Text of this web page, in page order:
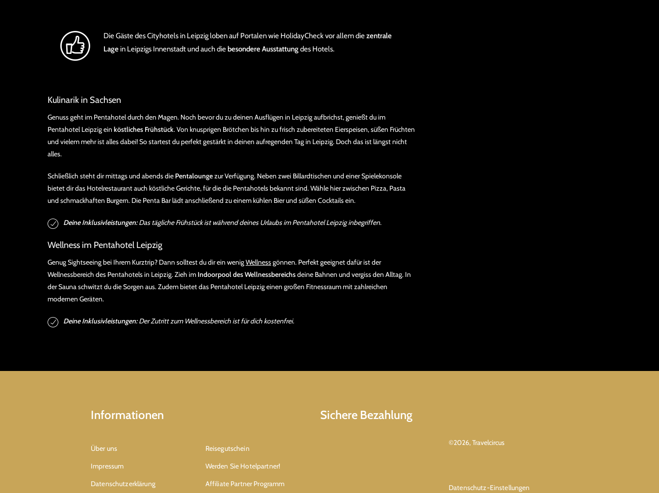
Die Gäste des Cityhotels in Leipzig loben auf Portalen wie HolidayCheck vor allem diezentrale
Lage in Leipzigs Innenstadt und auch diebesondere Ausstattungdes Hotels.
Kulinarik in Sachsen
Genuss geht im Pentahotel durch den Magen. Noch bevor du zu deinen Ausflügen in Leipzig aufbrichst, genießt du im
Pentahotel Leipzig ein köstliches Frühstück. Von knusprigen Brötchen bis hin zu frisch zubereiteten Eierspeisen, süßen Früchten
und vielem mehr ist alles dabei! So startest du perfekt gestärkt in deinen aufregenden Tag in Leipzig. Doch das ist längst nicht
alles.
Schließlich steht dir mittags und abends die Pentaloungezur Verfügung. Neben zwei Billardtischen und einer Spielekonsole
bietet dir das Hotelrestaurant auch köstliche Gerichte, für die die Pentahotels bekannt sind. Wähle hier zwischen Pizza, Pasta
und schmackhaften Burgern. Die Penta Bar lädt anschließend zu einem kühlen Bier und süßen Cocktails ein.
Deine Inklusivleistungen:Das tägliche Frühstück ist während deines Urlaubs im Pentahotel Leipzig inbegriffen.
Wellness im Pentahotel Leipzig
Genug Sightseeing bei Ihrem Kurztrip? Dann solltest du dir ein wenigWellnessgönnen. Perfekt geeignet dafür ist der
Wellnessbereich des Pentahotels in Leipzig. Zieh im Indoorpool des Wellnessbereichsdeine Bahnen und vergiss den Alltag. In
der Sauna schwitzt du die Sorgen aus. Zudem bietet das Pentahotel Leipzig einen großen Fitnessraum mit zahlreichen
modernen Geräten.
Deine Inklusivleistungen:Der Zutritt zum Wellnessbereich ist für dich kostenfrei.
Informationen
Über uns
Impressum
Datenschutzerklärung
Reisegutschein
Werden Sie Hotelpartner!
Affiliate Partner Programm
Sichere Bezahlung
©2026, Travelcircus
Datenschutz-Einstellungen